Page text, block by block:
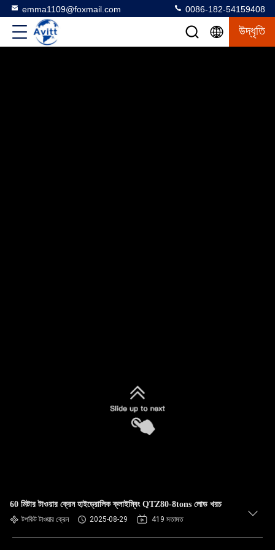
emma1109@foxmail.com 0086-182-54159408
উদ্ধৃতি
60 মিটার টাওয়ার ক্রেন হাইড্রোলিক ক্লাইম্বিং QTZ80-8tons লোড খরচ
টপকিট টাওয়ার ক্রেন 2025-08-29 419 মতামত